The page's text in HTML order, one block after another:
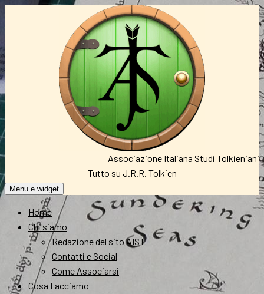
Associazione Italiana Studi Tolkieniani
Tutto su J.R.R. Tolkien
Menu e widget
Home
Chi siamo
Redazione del sito AIST
Contatti e Social
Come Associarsi
Cosa Facciamo